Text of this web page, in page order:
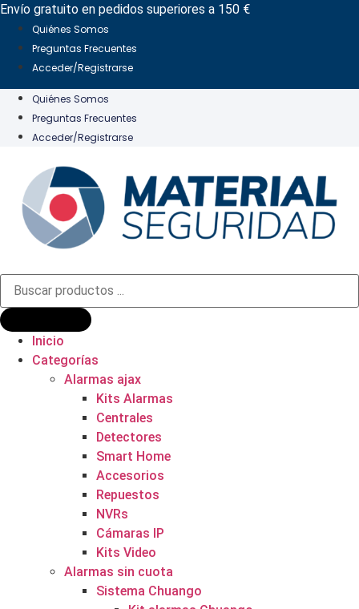
Ir
contenido
Envío gratuito en pedidos superiores a 150 €
Quiénes Somos
Preguntas Frecuentes
Acceder/Registrarse
Quiénes Somos
Preguntas Frecuentes
Acceder/Registrarse
Búsqueda
productos
Inicio
Categorías
Alarmas ajax
Kits Alarmas
Centrales
Detectores
Smart Home
Accesorios
Repuestos
NVRs
Cámaras IP
Kits Video
Alarmas sin cuota
Sistema Chuango